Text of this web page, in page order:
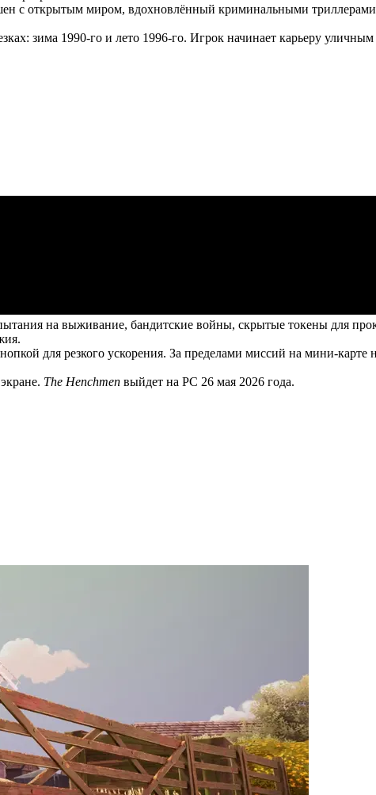
с открытым миром, вдохновлённый криминальными
зима 1990-го и лето 1996-го. Игрок начинает карьеру
на выживание, бандитские войны, скрытые токены для
для резкого ускорения. За пределами миссий на мини-карте
The Henchmen выйдет на PC 26 мая 2026 года.